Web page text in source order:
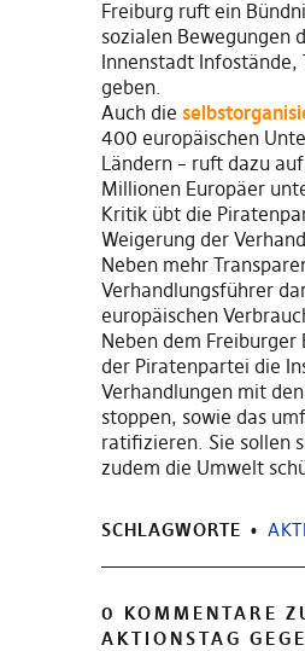
Freiburg ruft ein
sozialen Bewegungen
Innenstadt Infostände,
geben.
Auch die
400 europäischen
Ländern – ruft dazu
Millionen Europäer
Kritik übt die
Weigerung der
Neben mehr
Verhandlungsführer
europäischen
Neben dem Freiburger
der Piratenpartei die
Verhandlungen mit
stoppen, sowie das
ratifizieren. Sie sollen
zudem die Umwelt
SCHLAGWORTE
0 KOMMENTARE
AKTIONSTAG